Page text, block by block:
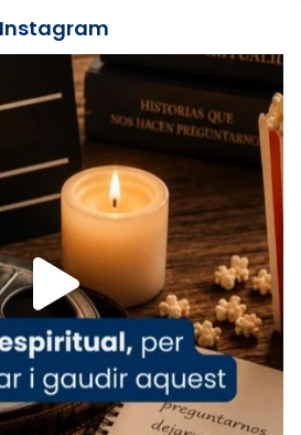
comp
Vatican
es/iglesia/news/2026-
depresion-papa-viaje-
Barcelona
i Semproniana ens
Instagram